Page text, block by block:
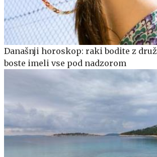
Današnji horoskop: raki bodite z
boste imeli vse pod nadzorom